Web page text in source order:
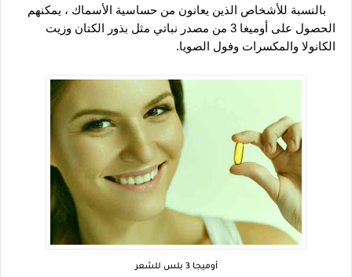
الكانولا والمكسرات وفول الصويا.
أوميجا 3 بلس للشعر